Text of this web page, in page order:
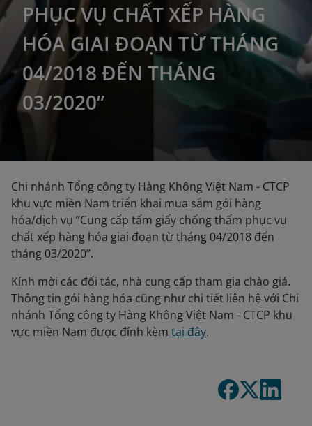
PHỤC VỤ CHẤT XẾP HÀNG
HÓA GIAI ĐOẠN TỪ THÁNG
04/2018 ĐẾN THÁNG
03/2020”
Chi nhánh Tổng công ty Hàng Không Việt Nam - CTCP
khu vực miền Nam triển khai mua sắm gói hàng
hóa/dịch vụ “Cung cấp tấm giấy chống thấm phục vụ
chất xếp hàng hóa giai đoạn từ tháng 04/2018 đến
tháng 03/2020”.
Kính mời các đối tác, nhà cung cấp tham gia chào giá.
Thông tin gói hàng hóa cũng như chi tiết liên hệ với Chi
nhánh Tổng công ty Hàng Không Việt Nam - CTCP khu
vực miền Nam được đính kèm tại đây.